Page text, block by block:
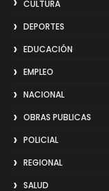
CULTURA
DEPORTES
EDUCACIÓN
EMPLEO
NACIONAL
OBRAS PUBLICAS
POLICIAL
REGIONAL
SALUD